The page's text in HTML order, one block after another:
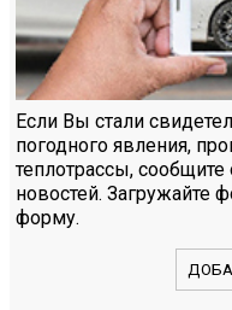
Если Вы стали
погодного явления,
теплотрассы,
новостей. Загружайте
форму.